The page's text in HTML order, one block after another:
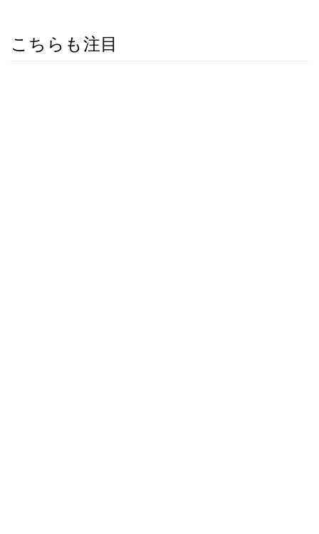
こちらも注目